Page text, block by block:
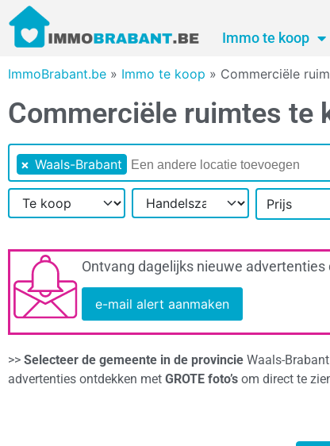
Immo te koop
ImmoBrabant.be » Immo te koop » Commerciële
Commerciële ruimtes te
× Waals-Brabant
Prijs
Ontvang dagelijks nieuwe
e-mail alert aanmaken
>> Selecteer de gemeente in de provincie Waals-
advertenties ontdekken met GROTE foto’s om direct te